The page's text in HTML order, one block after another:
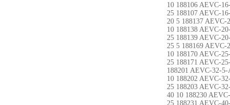
10 188106 AEVC-
25 188107 AEVC-
20 5 188137 AEVC-
10 188138 AEVC-
25 188139 AEVC-
25 5 188169 AEVC-
10 188170 AEVC-
25 188171 AEVC-
188201 AEVC-32-
10 188202 AEVC-
25 188203 AEVC-
40 10 188230
25 188231 AEVC-